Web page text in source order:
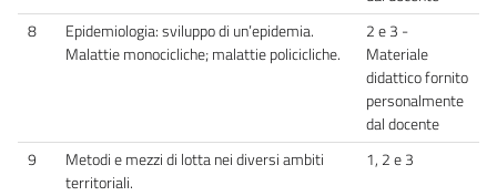
8
Epidemiologia: sviluppo di un’epidemia.
Malattie monocicliche; malattie policicliche.
2 e 3 -
Materiale
didattico fornito
personalmente
dal docente
9
Metodi e mezzi di lotta nei diversi ambiti
territoriali.
1, 2 e 3